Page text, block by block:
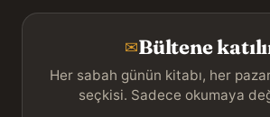
✉Bültene
Her sabah günün kitabı, her
seçkisi. Sadece okumaya